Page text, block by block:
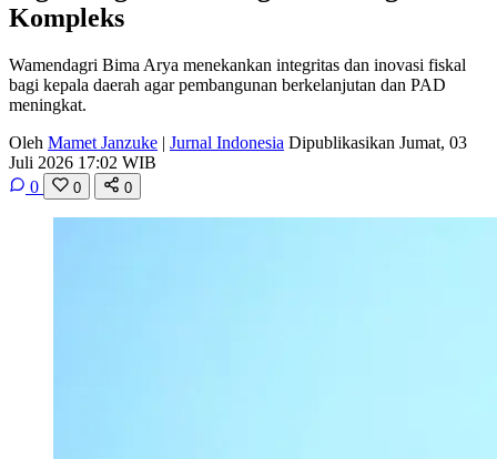
Kompleks
Wamendagri Bima Arya menekankan integritas dan inovasi fiskal
bagi kepala daerah agar pembangunan berkelanjutan dan PAD
meningkat.
Oleh Mamet Janzuke | Jurnal Indonesia Dipublikasikan Jumat, 03
Juli 2026 17:02 WIB
0
0 0